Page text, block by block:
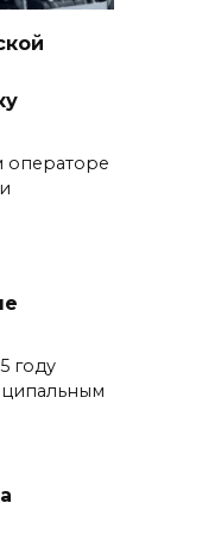
операторе
году